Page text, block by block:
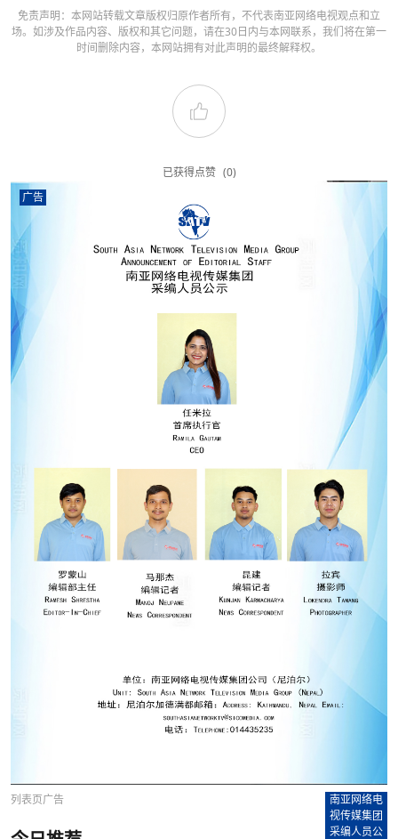
免责声明：本网站转载文章版权归原作者所有，不代表南亚网络电视观点和立
场。如涉及作品内容、版权和其它问题，请在30日内与本网联系，我们将在第一
时间删除内容，本网站拥有对此声明的最终解释权。
已获得点赞 (0)
广告
列表页广告
南亚网络电
视传媒集团
采编人员公